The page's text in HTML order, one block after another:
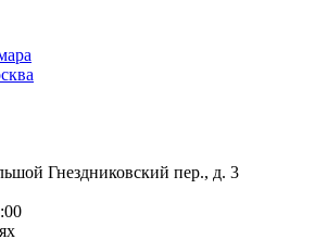
Гнездниковский пер., д. 3